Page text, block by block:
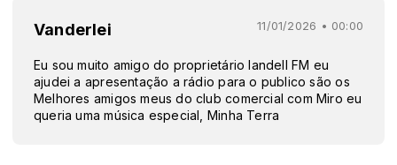
Vanderlei 11/01/2026 • 00:00
Eu sou muito amigo do proprietário landell FM eu
ajudei a apresentação a rádio para o publico são os
Melhores amigos meus do club comercial com Miro eu
queria uma música especial, Minha Terra